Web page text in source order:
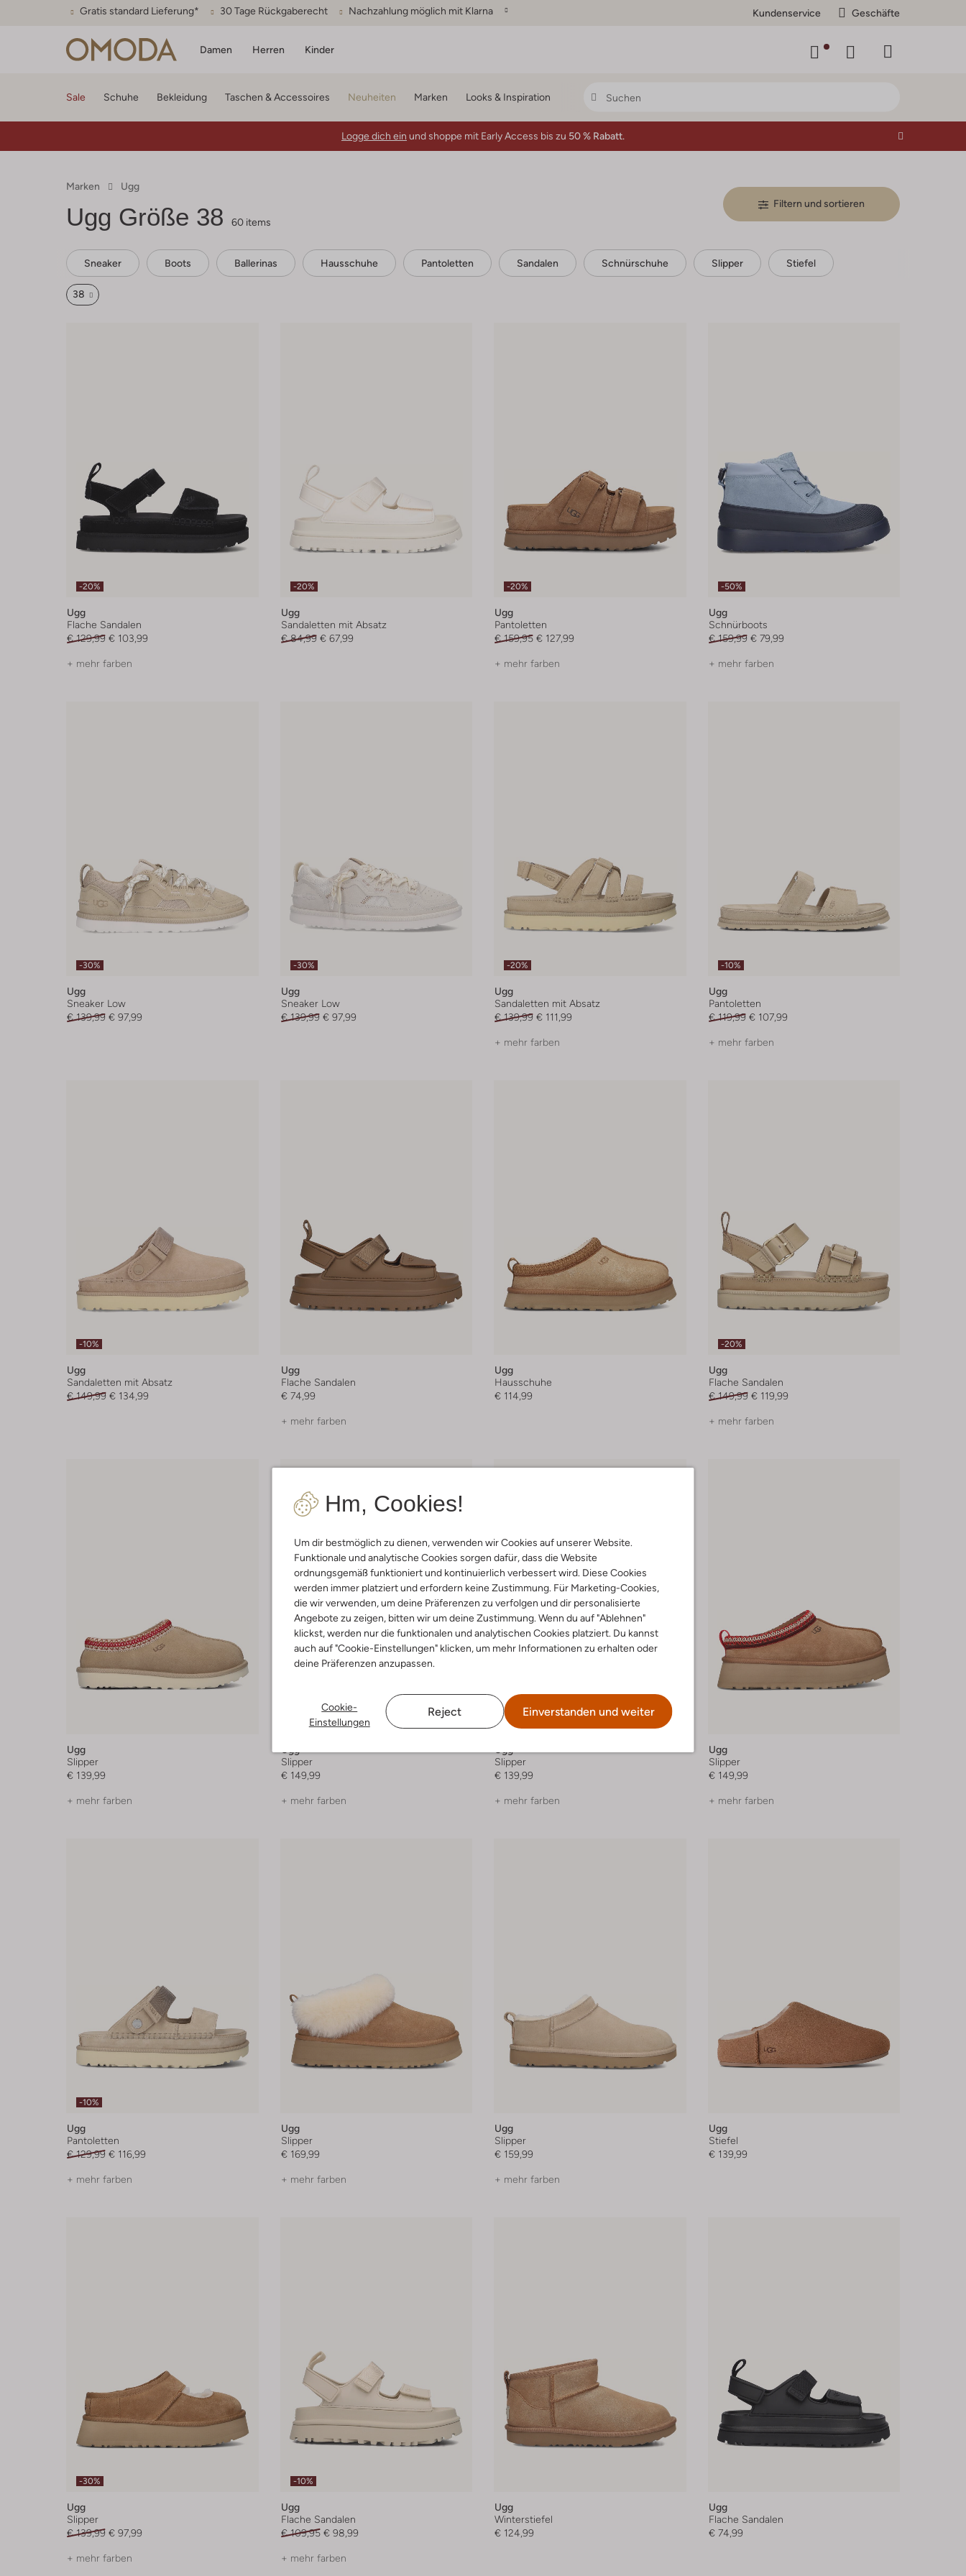
Gratis standard Lieferung* 30 Tage Rückgaberecht Nachzahlung möglich mit Klarna Kundenservice Geschäfte
Damen Herren Kinder
Hm, Cookies!
Um dir bestmöglich zu dienen, verwenden wir Cookies auf unserer Website.
Funktionale und analytische Cookies sorgen dafür, dass die Website
ordnungsgemäß funktioniert und kontinuierlich verbessert wird. Diese Cookies
werden immer platziert und erfordern keine Zustimmung. Für Marketing-Cookies,
die wir verwenden, um deine Präferenzen zu verfolgen und dir personalisierte
Angebote zu zeigen, bitten wir um deine Zustimmung. Wenn du auf "Ablehnen"
klickst, werden nur die funktionalen und analytischen Cookies platziert. Du kannst
auch auf "Cookie-Einstellungen" klicken, um mehr Informationen zu erhalten oder
deine Präferenzen anzupassen.
Cookie-
Einstellungen
Reject Einverstanden und weiter
Sale Schuhe Bekleidung Taschen & Accessoires Neuheiten Marken Looks & Inspiration
Logge dich ein und shoppe mit Early Access bis zu 50 % Rabatt.
Marken Ugg
Ugg Größe 38 60 items
Filtern und sortieren
Sneaker Boots Ballerinas Hausschuhe Pantoletten Sandalen Schnürschuhe Slipper Stiefel
38
-20%
Ugg
Flache Sandalen
€ 129,99 € 103,99
+ mehr farben
-20%
Ugg
Sandaletten mit Absatz
€ 84,99 € 67,99
-20%
Ugg
Pantoletten
€ 159,95 € 127,99
+ mehr farben
-50%
Ugg
Schnürboots
€ 159,99 € 79,99
+ mehr farben
-30%
Ugg
Sneaker Low
€ 139,99 € 97,99
-30%
Ugg
Sneaker Low
€ 139,99 € 97,99
-20%
Ugg
Sandaletten mit Absatz
€ 139,99 € 111,99
+ mehr farben
-10%
Ugg
Pantoletten
€ 119,99 € 107,99
+ mehr farben
-10%
Ugg
Sandaletten mit Absatz
€ 149,99 € 134,99
Ugg
Flache Sandalen
€ 74,99
+ mehr farben
Ugg
Hausschuhe
€ 114,99
-20%
Ugg
Flache Sandalen
€ 149,99 € 119,99
+ mehr farben
Ugg
Slipper
€ 139,99
+ mehr farben
Slipper
€ 149,99
+ mehr farben
Slipper
€ 139,99
+ mehr farben
Ugg
Slipper
€ 149,99
+ mehr farben
-10%
Ugg
Pantoletten
€ 129,99 € 116,99
+ mehr farben
Ugg
Slipper
€ 169,99
+ mehr farben
Ugg
Slipper
€ 159,99
+ mehr farben
Ugg
Stiefel
€ 139,99
-30%
Ugg
Slipper
€ 139,99 € 97,99
+ mehr farben
-10%
Ugg
Flache Sandalen
€ 109,95 € 98,99
+ mehr farben
Ugg
Winterstiefel
€ 124,99
Ugg
Flache Sandalen
€ 74,99